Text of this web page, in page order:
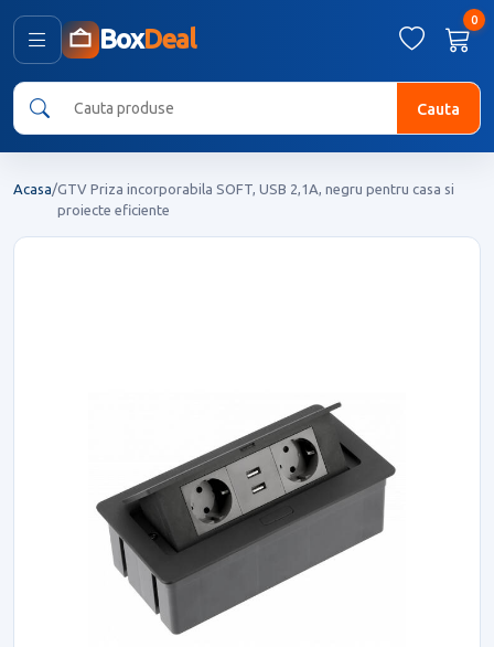
BoxDeal
0
Cauta
Acasa/GTV Priza incorporabila SOFT, USB 2,1A, negru pentru casa si
proiecte eficiente